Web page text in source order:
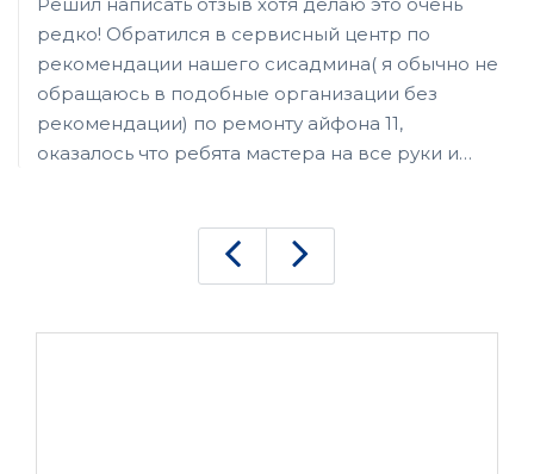
редко! Обратился в сервисный центр по
рекомендации нашего сисадмина( я обычно не
обращаюсь в подобные организации без
рекомендации) по ремонту айфона 11,
оказалось что ребята мастера на все руки и
айфоне дисплей поменяли в этот же день,
модернизацию тоже сделали за день с
пришлось оставить на пару дней! Ребята